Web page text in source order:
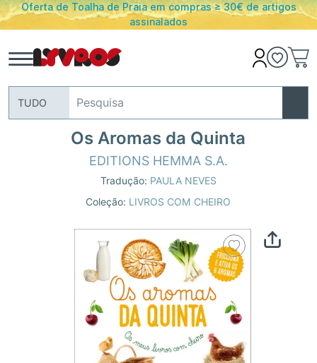
Oferta de Toalha de Praia em compras ≥ 30€ de artigos
assinalados
TUDO
Os Aromas da Quinta
EDITIONS HEMMA S.A.
Tradução: PAULA NEVES
Coleção: LIVROS COM CHEIRO